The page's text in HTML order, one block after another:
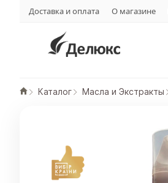
Доставка и оплата О магазине
Каталог Масла и Экстракты